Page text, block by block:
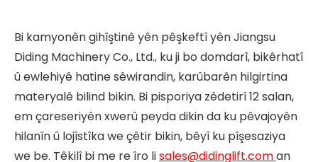
Bi kamyonên gihîştinê yên pêşkeftî yên Jiangsu
Diding Machinery Co., Ltd., ku ji bo domdarî, bikêrhatî
û ewlehiyê hatine sêwirandin, karûbarên hilgirtina
materyalê bilind bikin. Bi pisporiya zêdetirî 12 salan,
em çareseriyên xwerû peyda dikin da ku pêvajoyên
hilanîn û lojîstîka we çêtir bikin, bêyî ku pîşesaziya
we be. Têkilî bi me re îro lisales@didinglift.coman